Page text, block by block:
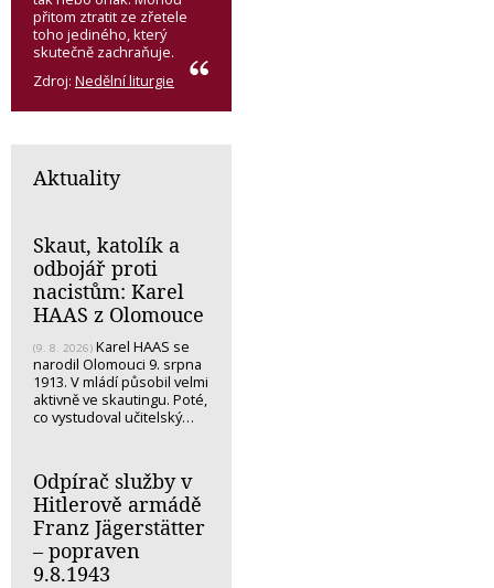
přitom ztratit ze zřetele
toho jediného, který
skutečně zachraňuje.
Zdroj: Nedělní liturgie
Aktuality
Skaut, katolík a
odbojář proti
nacistům: Karel
HAAS z Olomouce
(9. 8. 2026) Karel HAAS se
narodil Olomouci 9. srpna
1913. V mládí působil velmi
aktivně ve skautingu. Poté,
co vystudoval učitelský…
Odpírač služby v
Hitlerově armádě
Franz Jägerstätter
– popraven
9.8.1943